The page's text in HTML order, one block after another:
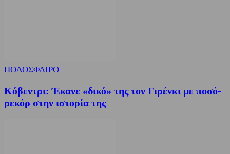
ΠΟΔΟΣΦΑΙΡΟ
Κόβεντρι: Έκανε «δικό» της τον Γιρένκι με ποσό-
ρεκόρ στην ιστορία της